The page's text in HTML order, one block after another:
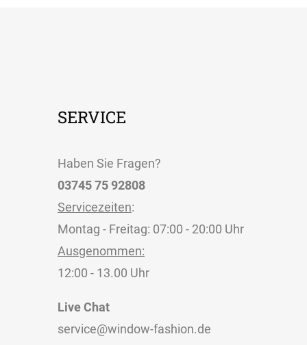
SERVICE
Haben Sie Fragen?
03745 75 92808
Servicezeiten:
Montag - Freitag: 07:00 - 20:00 Uhr
Ausgenommen:
12:00 - 13.00 Uhr
Live Chat
service@window-fashion.de